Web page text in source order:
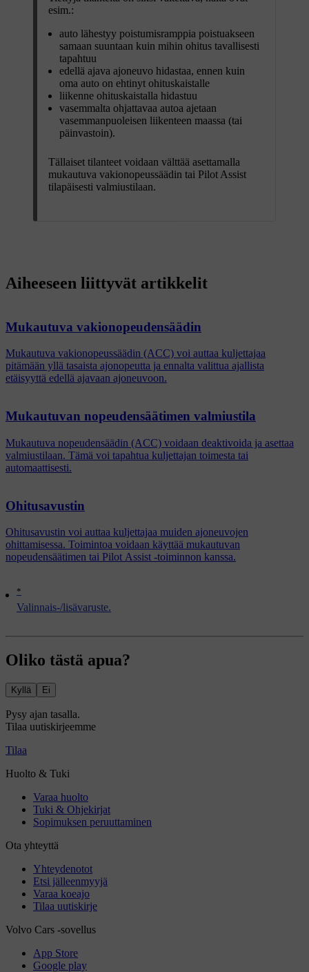
esim.:
auto lähestyy poistumisramppia poistuakseen
samaan suuntaan kuin mihin ohitus tavallisesti
tapahtuu
edellä ajava ajoneuvo hidastaa, ennen kuin
oma auto on ehtinyt ohituskaistalle
liikenne ohituskaistalla hidastuu
vasemmalta ohjattavaa autoa ajetaan
vasemmanpuoleisen liikenteen maassa (tai
päinvastoin).
Tällaiset tilanteet voidaan välttää asettamalla
mukautuva vakionopeussäädin tai Pilot Assist
tilapäisesti valmiustilaan.
*
Valinnais-/lisävaruste.
Aiheeseen liittyvät artikkelit
Mukautuva vakionopeudensäädin
Mukautuva vakionopeussäädin (ACC) voi auttaa kuljettajaa
pitämään yllä tasaista ajonopeutta ja ennalta valittua ajallista
etäisyyttä edellä ajavaan ajoneuvoon.
Mukautuvan nopeudensäätimen valmiustila
Mukautuva nopeudensäädin (ACC) voidaan deaktivoida ja asettaa
valmiustilaan. Tämä voi tapahtua kuljettajan toimesta tai
automaattisesti.
Ohitusavustin
Ohitusavustin voi auttaa kuljettajaa muiden ajoneuvojen
ohittamisessa. Toimintoa voidaan käyttää mukautuvan
nopeudensäätimen tai Pilot Assist -toiminnon kanssa.
Oliko tästä apua?
Kyllä Ei